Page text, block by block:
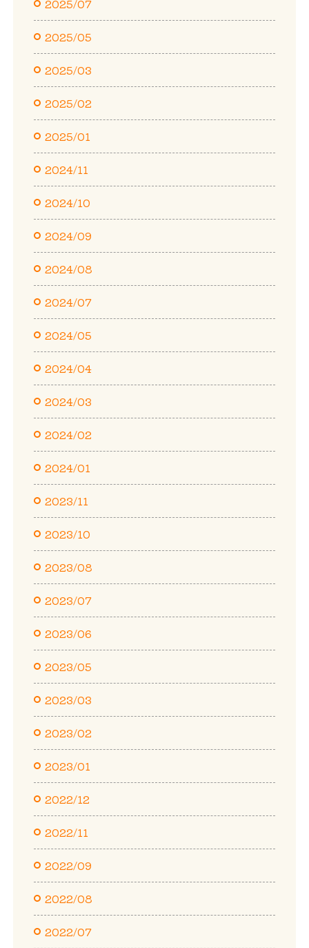
2025/05
2025/03
2025/02
2025/01
2024/11
2024/10
2024/09
2024/08
2024/07
2024/05
2024/04
2024/03
2024/02
2024/01
2023/11
2023/10
2023/08
2023/07
2023/06
2023/05
2023/03
2023/02
2023/01
2022/12
2022/11
2022/09
2022/08
2022/07